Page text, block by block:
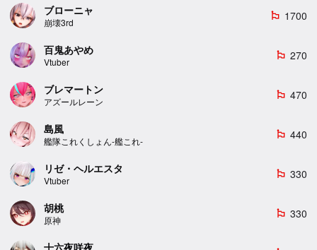
ブローニャ
崩壊3rd
emoji_flags 1700
百鬼あやめ
Vtuber
emoji_flags 270
ブレマートン
アズールレーン
emoji_flags 470
島風
艦隊これくしょん-艦これ-
emoji_flags 440
リゼ・ヘルエスタ
Vtuber
emoji_flags 330
胡桃
原神
emoji_flags 330
十六夜咲夜